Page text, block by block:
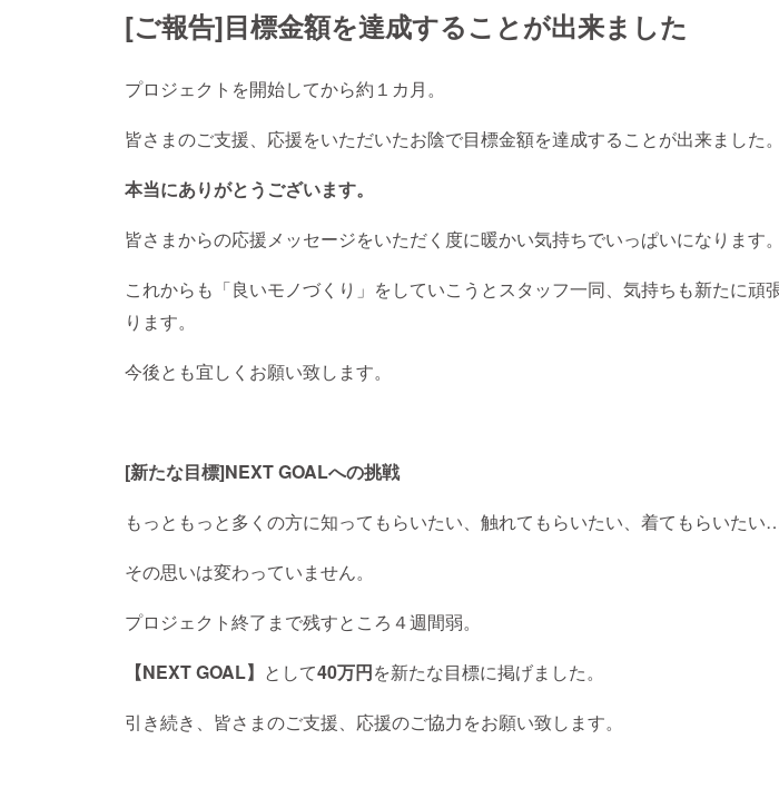
[ご報告]目標金額を達成することが出来ました
プロジェクトを開始してから約１カ月。
皆さまのご支援、応援をいただいたお陰で目標金額を達成することが出来ました。
本当にありがとうございます。
皆さまからの応援メッセージをいただく度に暖かい気持ちでいっぱいになります。
これからも「良いモノづくり」をしていこうとスタッフ一同、気持ちも新たに頑
ります。
今後とも宜しくお願い致します。
[新たな目標]NEXT GOALへの挑戦
もっともっと多くの方に知ってもらいたい、触れてもらいたい、着てもらいたい…
その思いは変わっていません。
プロジェクト終了まで残すところ４週間弱。
【NEXT GOAL】 として40万円を新たな目標に掲げました。
引き続き、皆さまのご支援、応援のご協力をお願い致します。